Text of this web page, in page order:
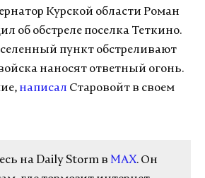
Курской области Роман
об обстреле поселка Теткино.
пункт обстреливают
наносят ответный огонь.
написал Старовойт в своем
на Daily Storm в MAX. Он